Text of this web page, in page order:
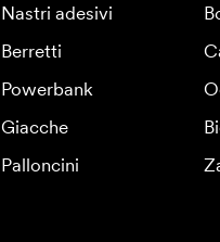
Nastri adesivi
Berretti
Powerbank
Giacche
Palloncini